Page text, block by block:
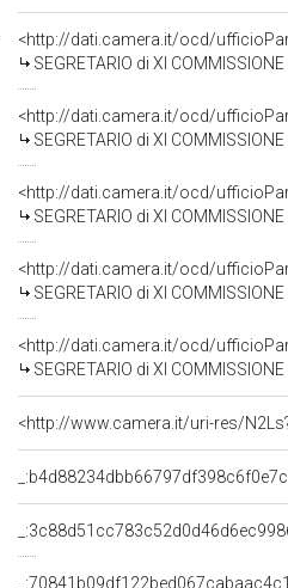
<http://dati.camera.it/ocd/
SEGRETARIO di XI COMMISSIONE LAVORO - EMIGRAZIONE -
<http://dati.camera.it/ocd/
SEGRETARIO di XI COMMISSIONE LAVORO - EMIGRAZIONE -
<http://dati.camera.it/ocd/
SEGRETARIO di XI COMMISSIONE LAVORO - EMIGRAZIONE -
<http://dati.camera.it/ocd/
SEGRETARIO di XI COMMISSIONE LAVORO - EMIGRAZIONE -
<http://dati.camera.it/ocd/
SEGRETARIO di XI COMMISSIONE LAVORO - EMIGRAZIONE -
<http://www.camera.it/uri-res/